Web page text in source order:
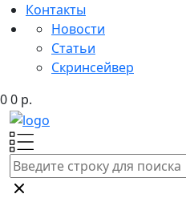
Контакты
Новости
Статьи
Скринсейвер
00 р.